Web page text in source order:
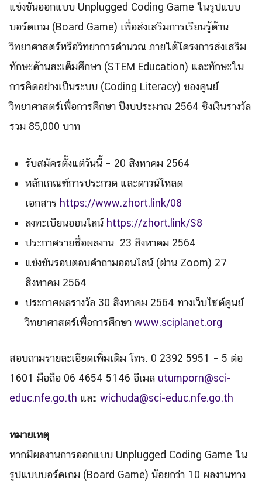
Search
Search
แข่งขันออกแบบ Unplugged Coding Game ในรูปแบบ
บอร์ดเกม (Board Game) เพื่อส่งเสริมการเรียนรู้ด้าน
วิทยาศาสตร์หรือวิทยาการคำนวณ ภายใต้โครงการส่งเสริม
ทักษะด้านสะเต็มศึกษา (STEM Education) และทักษะใน
การคิดอย่างเป็นระบบ (Coding Literacy) ของศูนย์
วิทยาศาสตร์เพื่อการศึกษา ปีงบประมาณ 2564 ชิงเงินรางวัล
รวม 85,000 บาท
รับสมัครตั้งแต่วันนี้ – 20 สิงหาคม 2564
หลักเกณฑ์การประกวด และดาวน์โหลด
เอกสาร https://www.zhort.link/08
ลงทะเบียนออนไลน์ https://zhort.link/S8
ประกาศรายชื่อผลงาน 23 สิงหาคม 2564
แข่งขันรอบตอบคำถามออนไลน์ (ผ่าน Zoom) 27
สิงหาคม 2564
ประกาศผลรางวัล 30 สิงหาคม 2564 ทางเว็บไซต์ศูนย์
วิทยาศาสตร์เพื่อการศึกษา www.sciplanet.org
สอบถามรายละเอียดเพิ่มเติม โทร. 0 2392 5951 – 5 ต่อ
1601 มือถือ 06 4654 5146 อีเมล utumporn@sci-
educ.nfe.go.th และ wichuda@sci-educ.nfe.go.th
หมายเหตุ
หากมีผลงานการออกแบบ Unplugged Coding Game ใน
รูปแบบบอร์ดเกม (Board Game) น้อยกว่า 10 ผลงานทาง